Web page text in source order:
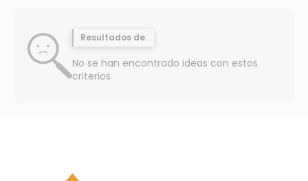
Resultados de:
No se han encontrado ideas con estos
criterios